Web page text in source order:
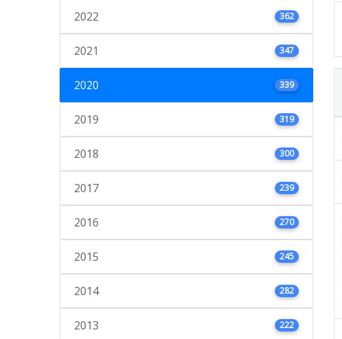
2022 362
2021 347
2020 339
2019 319
2018 300
2017 239
2016 270
2015 245
2014 282
2013 222